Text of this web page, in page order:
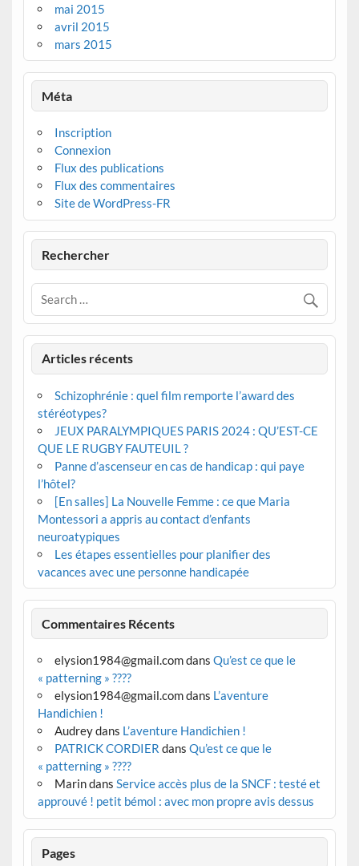
mai 2015
avril 2015
mars 2015
Méta
Inscription
Connexion
Flux des publications
Flux des commentaires
Site de WordPress-FR
Rechercher
Articles récents
Schizophrénie : quel film remporte l’award des
stéréotypes?
JEUX PARALYMPIQUES PARIS 2024 : QU’EST-CE
QUE LE RUGBY FAUTEUIL ?
Panne d’ascenseur en cas de handicap : qui paye
l’hôtel?
[En salles] La Nouvelle Femme : ce que Maria
Montessori a appris au contact d’enfants
neuroatypiques
Les étapes essentielles pour planifier des
vacances avec une personne handicapée
Commentaires Récents
elysion1984@gmail.comdans Qu’est ce que le
« patterning » ????
elysion1984@gmail.comdans L’aventure
Handichien !
Audreydans L’aventure Handichien !
PATRICK CORDIER dans Qu’est ce que le
« patterning » ????
Marindans Service accès plus de la SNCF : testé et
approuvé ! petit bémol : avec mon propre avis dessus
Pages